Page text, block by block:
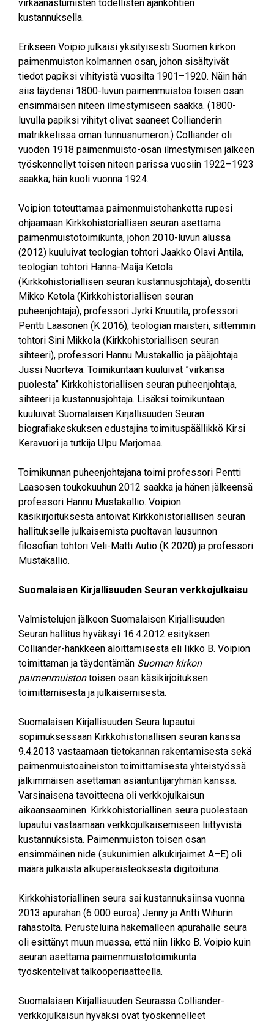
virkaanastumisten todellisten ajankohtien
kustannuksella.
Erikseen Voipio julkaisi yksityisesti Suomen kirkon
paimenmuiston kolmannen osan, johon sisältyivät
tiedot papiksi vihityistä vuosilta 1901–1920. Näin hän
siis täydensi 1800-luvun paimenmuistoa toisen osan
ensimmäisen niteen ilmestymiseen saakka. (1800-
luvulla papiksi vihityt olivat saaneet Collianderin
matrikkelissa oman tunnusnumeron.) Colliander oli
vuoden 1918 paimenmuisto-osan ilmestymisen jälkeen
työskennellyt toisen niteen parissa vuosiin 1922–1923
saakka; hän kuoli vuonna 1924.
Voipion toteuttamaa paimenmuistohanketta rupesi
ohjaamaan Kirkkohistoriallisen seuran asettama
paimenmuistotoimikunta, johon 2010-luvun alussa
(2012) kuuluivat teologian tohtori Jaakko Olavi Antila,
teologian tohtori Hanna-Maija Ketola
(Kirkkohistoriallisen seuran kustannusjohtaja), dosentti
Mikko Ketola (Kirkkohistoriallisen seuran
puheenjohtaja), professori Jyrki Knuutila, professori
Pentti Laasonen (K 2016), teologian maisteri, sittemmin
tohtori Sini Mikkola (Kirkkohistoriallisen seuran
sihteeri), professori Hannu Mustakallio ja pääjohtaja
Jussi Nuorteva. Toimikuntaan kuuluivat ”virkansa
puolesta” Kirkkohistoriallisen seuran puheenjohtaja,
sihteeri ja kustannusjohtaja. Lisäksi toimikuntaan
kuuluivat Suomalaisen Kirjallisuuden Seuran
biografiakeskuksen edustajina toimituspäällikkö Kirsi
Keravuori ja tutkija Ulpu Marjomaa.
Toimikunnan puheenjohtajana toimi professori Pentti
Laasosen toukokuuhun 2012 saakka ja hänen jälkeensä
professori Hannu Mustakallio. Voipion
käsikirjoituksesta antoivat Kirkkohistoriallisen seuran
hallitukselle julkaisemista puoltavan lausunnon
filosofian tohtori Veli-Matti Autio (K 2020) ja professori
Mustakallio.
Suomalaisen Kirjallisuuden Seuran verkkojulkaisu
Valmistelujen jälkeen Suomalaisen Kirjallisuuden
Seuran hallitus hyväksyi 16.4.2012 esityksen
Colliander-hankkeen aloittamisesta eli Iikko B. Voipion
toimittaman ja täydentämän Suomen kirkon
paimenmuistontoisen osan käsikirjoituksen
toimittamisesta ja julkaisemisesta.
Suomalaisen Kirjallisuuden Seura lupautui
sopimuksessaan Kirkkohistoriallisen seuran kanssa
9.4.2013 vastaamaan tietokannan rakentamisesta sekä
paimenmuistoaineiston toimittamisesta yhteistyössä
jälkimmäisen asettaman asiantuntijaryhmän kanssa.
Varsinaisena tavoitteena oli verkkojulkaisun
aikaansaaminen. Kirkkohistoriallinen seura puolestaan
lupautui vastaamaan verkkojulkaisemiseen liittyvistä
kustannuksista. Paimenmuiston toisen osan
ensimmäinen nide (sukunimien alkukirjaimet A–E) oli
määrä julkaista alkuperäisteoksesta digitoituna.
Kirkkohistoriallinen seura sai kustannuksiinsa vuonna
2013 apurahan (6 000 euroa) Jenny ja Antti Wihurin
rahastolta. Perusteluina hakemalleen apurahalle seura
oli esittänyt muun muassa, että niin Iikko B. Voipio kuin
seuran asettama paimenmuistotoimikunta
työskentelivät talkooperiaatteella.
Suomalaisen Kirjallisuuden Seurassa Colliander-
verkkojulkaisun hyväksi ovat työskennelleet